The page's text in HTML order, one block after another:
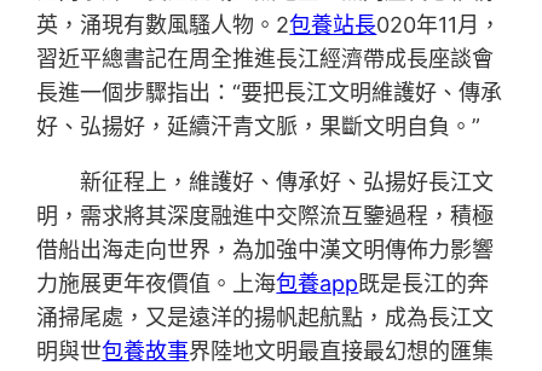
英，涌現有數風騷人物。2包養站長020年11月，
習近平總書記在周全推進長江經濟帶成長座談會
長進一個步驟指出：“要把長江文明維護好、傳承
好、弘揚好，延續汗青文脈，果斷文明自負。”
新征程上，維護好、傳承好、弘揚好長江文
明，需求將其深度融進中交際流互鑒過程，積極
借船出海走向世界，為加強中漢文明傳佈力影響
力施展更年夜價值。上海包養app既是長江的奔
涌掃尾處，又是遠洋的揚帆起航點，成為長江文
明與世包養故事界陸地文明最直接最幻想的匯集